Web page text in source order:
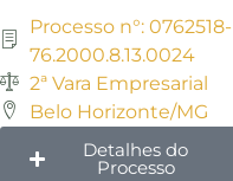
Processo n°: 0762518-
76.2000.8.13.0024
2ª Vara Empresarial
Belo Horizonte/MG
Detalhes do
Processo